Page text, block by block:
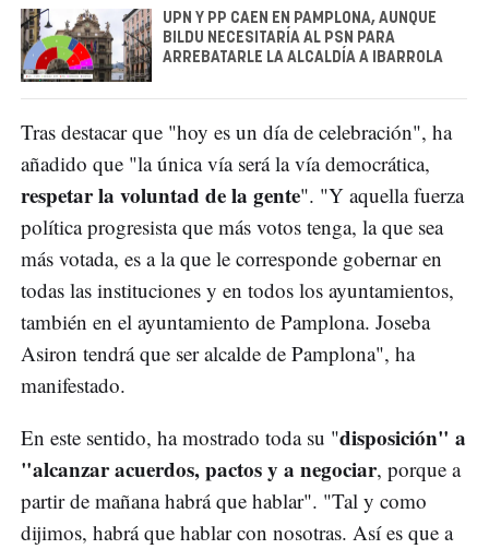
UPN Y PP CAEN EN PAMPLONA, AUNQUE
BILDU NECESITARÍA AL PSN PARA
ARREBATARLE LA ALCALDÍA A IBARROLA
Tras destacar que "hoy es un día de celebración", ha
añadido que "la única vía será la vía democrática,
respetar la voluntad de la gente". "Y aquella fuerza
política progresista que más votos tenga, la que sea
más votada, es a la que le corresponde gobernar en
todas las instituciones y en todos los ayuntamientos,
también en el ayuntamiento de Pamplona. Joseba
Asiron tendrá que ser alcalde de Pamplona", ha
manifestado.
En este sentido, ha mostrado toda su "disposición" a
"alcanzar acuerdos, pactos y a negociar, porque a
partir de mañana habrá que hablar". "Tal y como
dijimos, habrá que hablar con nosotras. Así es que a